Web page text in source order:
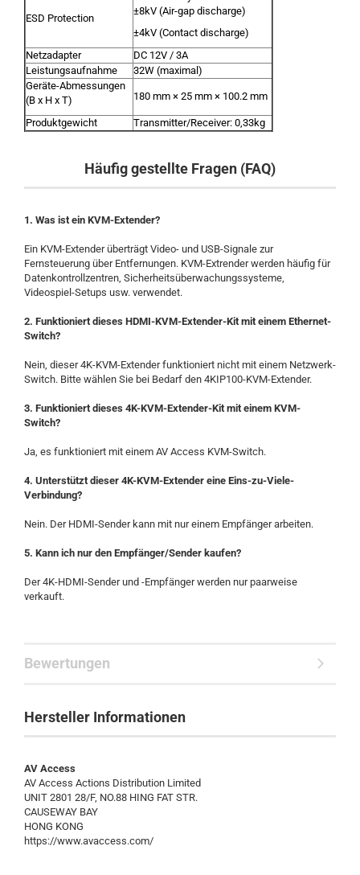
ESD Protection
±8kV (Air-gap discharge)
±4kV (Contact discharge)
Netzadapter
DC 12V / 3A
Leistungsaufnahme
32W (maximal)
Geräte-Abmessungen
(B x H x T)
180 mm × 25 mm × 100.2 mm
Produktgewicht Transmitter/Receiver: 0,33kg
Häufig gestellte Fragen (FAQ)
1. Was ist ein KVM-Extender?
Ein KVM-Extender überträgt Video- und USB-Signale zur
Fernsteuerung über Entfernungen. KVM-Extrender werden häufig für
Datenkontrollzentren, Sicherheitsüberwachungssysteme,
Videospiel-Setups usw. verwendet.
2. Funktioniert dieses HDMI-KVM-Extender-Kit mit einem Ethernet-
Switch?
Nein, dieser 4K-KVM-Extender funktioniert nicht mit einem Netzwerk-
Switch. Bitte wählen Sie bei Bedarf den 4KIP100-KVM-Extender.
3. Funktioniert dieses 4K-KVM-Extender-Kit mit einem KVM-
Switch?
Ja, es funktioniert mit einem AV Access KVM-Switch.
4. Unterstützt dieser 4K-KVM-Extender eine Eins-zu-Viele-
Verbindung?
Nein. Der HDMI-Sender kann mit nur einem Empfänger arbeiten.
5. Kann ich nur den Empfänger/Sender kaufen?
Der 4K-HDMI-Sender und -Empfänger werden nur paarweise
verkauft.
Bewertungen
Hersteller Informationen
AV Access
AV Access Actions Distribution Limited
UNIT 2801 28/F, NO.88 HING FAT STR.
CAUSEWAY BAY
HONG KONG
https://www.avaccess.com/